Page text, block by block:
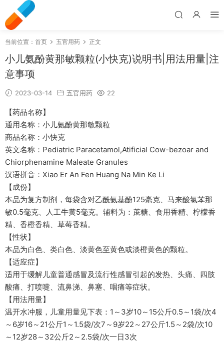
当前位置： 首页 五官用药 正文
小儿氨酚黄那敏颗粒(小快克)说明书|用法用量|注
意事项
2023-03-14 五官用药 22
【药品名称】
通用名称：小儿氨酚黄那敏颗粒
商品名称：小快克
英文名称：Pediatric Paracetamol,Atificial Cow-bezoar and
Chiorphenamine Maleate Granules
汉语拼音：Xiao Er An Fen Huang Na Min Ke Li
【成份】
本品为复方制剂，每袋含对乙酰氨基酚125毫克、马来酸氯苯那
敏0.5毫克、人工牛黄5毫克。辅料为：蔗糖、食用香精、柠檬香
精、香橙香精、草莓香精。
【性状】
本品为白色、类白色、淡黄色至黄色或淡橙黄色的颗粒。
【适应症】
适用于缓解儿童普通感冒及流行性感冒引起的发热、头痛、四肢
酸痛、打喷嚏、流鼻涕、鼻塞、咽痛等症状。
【用法用量】
温开水冲服，儿童用量见下表：1～3岁10～15公斤0.5～1袋/次4
～6岁16～21公斤1～1.5袋/次7～9岁22～27公斤1.5～2袋/次10
～12岁28～32公斤2～2.5袋/次一日3次